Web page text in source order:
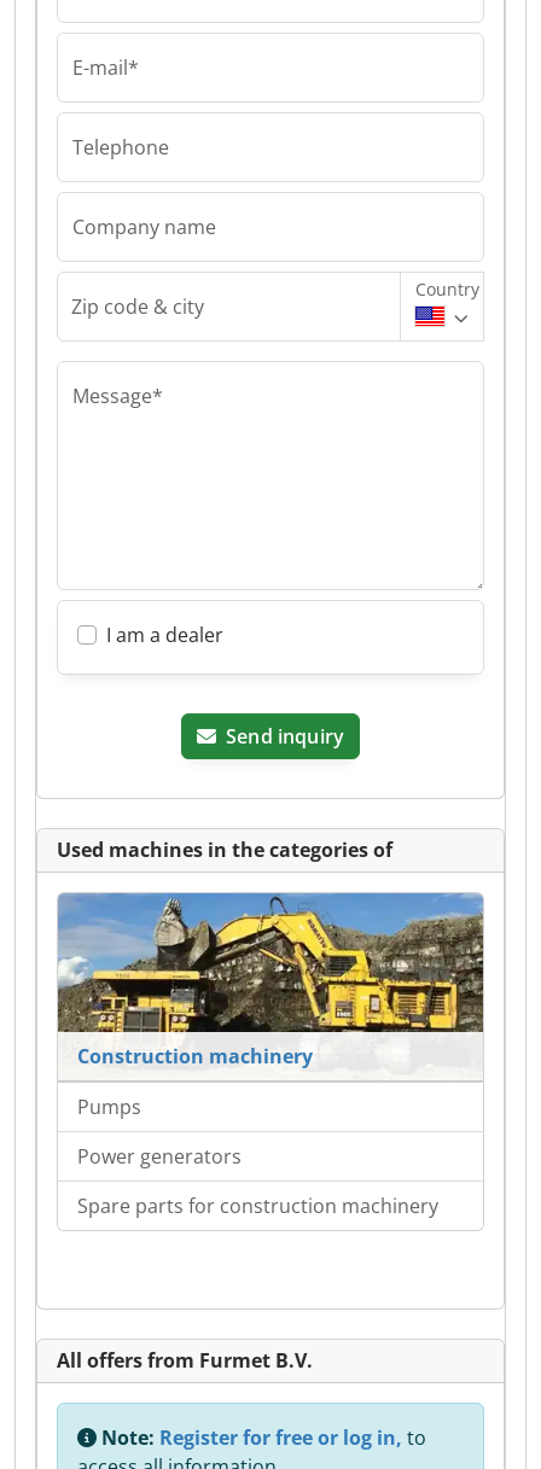
E-mail*
Telephone
Company name
Zip code & city
Country
Message*
I am a dealer
Send inquiry
Used machines in the categories of
Construction machinery
Pumps
Power generators
Spare parts for construction machinery
All offers from Furmet B.V.
Note: Register for free or log in, to